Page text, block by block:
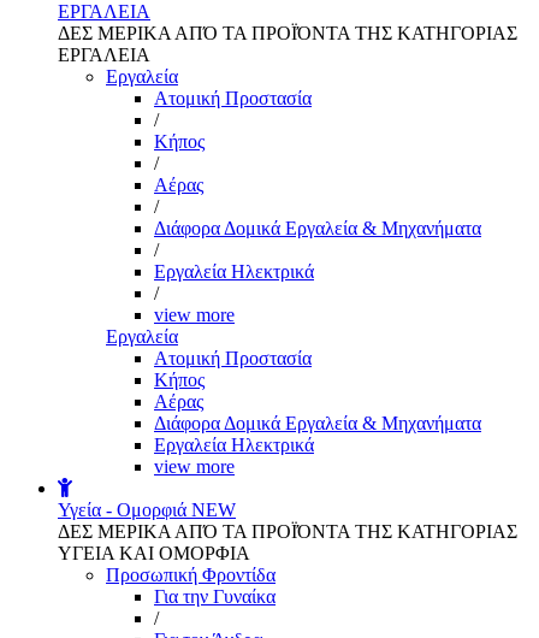
ΕΡΓΑΛΕΙΑ
ΔΕΣ ΜΕΡΙΚΑ ΑΠΌ ΤΑ ΠΡΟΪΌΝΤΑ ΤΗΣ ΚΑΤΗΓΟΡΙΑΣ
ΕΡΓΑΛΕΙΑ
Εργαλεία
Aτομική Προστασία
/
Kήπος
/
Αέρας
/
Διάφορα Δομικά Εργαλεία & Μηχανήματα
/
Εργαλεία Ηλεκτρικά
/
view more
Εργαλεία
Aτομική Προστασία
Kήπος
Αέρας
Διάφορα Δομικά Εργαλεία & Μηχανήματα
Εργαλεία Ηλεκτρικά
view more
Υγεία - Ομορφιά NEW
ΔΕΣ ΜΕΡΙΚΑ ΑΠΌ ΤΑ ΠΡΟΪΌΝΤΑ ΤΗΣ ΚΑΤΗΓΟΡΙΑΣ
ΥΓΕΙΑ ΚΑΙ ΟΜΟΡΦΙΑ
Προσωπική Φροντίδα
Για την Γυναίκα
/